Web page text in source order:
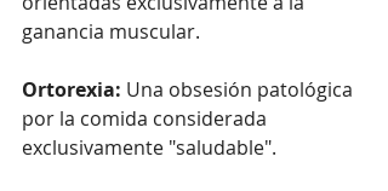
ganancia muscular.
Ortorexia: Una obsesión patológica
por la comida considerada
exclusivamente "saludable".